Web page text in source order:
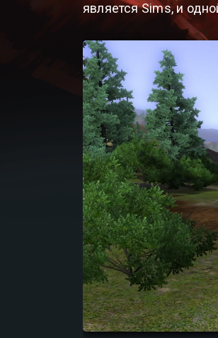
является Sims, и